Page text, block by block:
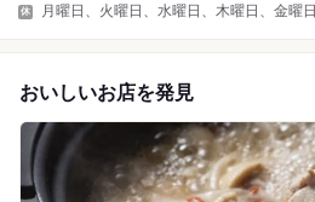
月曜日、火曜日、水曜日、木曜日、金曜日
おいしいお店を発見